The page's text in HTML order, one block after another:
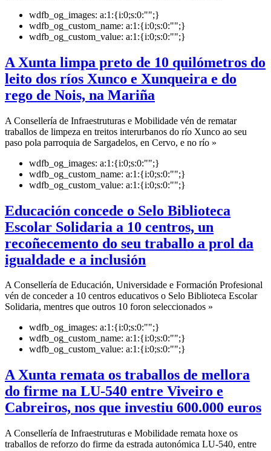
wdfb_og_images: a:1:{i:0;s:0:"";}
wdfb_og_custom_name: a:1:{i:0;s:0:"";}
wdfb_og_custom_value: a:1:{i:0;s:0:"";}
A Xunta limpa preto de 10 quilómetros do
leito dos ríos Xunco e Xunqueira e do
rego de Nois, na Mariña
A Consellería de Infraestruturas e Mobilidade vén de rematar
traballos de limpeza en treitos interurbanos do río Xunco ao seu
paso pola parroquia de Sargadelos, en Cervo, e no río »
wdfb_og_images: a:1:{i:0;s:0:"";}
wdfb_og_custom_name: a:1:{i:0;s:0:"";}
wdfb_og_custom_value: a:1:{i:0;s:0:"";}
Educación concede o Selo Biblioteca
Escolar Solidaria a 10 centros, un
recoñecemento do seu traballo a prol da
igualdade e a inclusión
A Consellería de Educación, Universidade e Formación Profesional
vén de conceder a 10 centros educativos o Selo Biblioteca Escolar
Solidaria, mentres que outros 10 foron seleccionados »
wdfb_og_images: a:1:{i:0;s:0:"";}
wdfb_og_custom_name: a:1:{i:0;s:0:"";}
wdfb_og_custom_value: a:1:{i:0;s:0:"";}
A Xunta remata os traballos de mellora
do firme na LU-540 entre Viveiro e
Cabreiros, nos que investiu 600.000 euros
A Consellería de Infraestruturas e Mobilidade remata hoxe os
traballos de reforzo do firme da estrada autonómica LU-540, entre